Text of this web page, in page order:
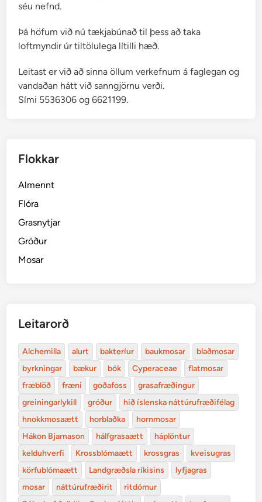
séu nefnd.
Þá höfum við nú tækjabúnað til þess að taka
loftmyndir úr tiltölulega lítilli hæð.
Leitast er við að sinna öllum verkefnum á faglegan og
vandaðan hátt við sanngjörnu verði.
Sími 5536306 og 6621199.
Flokkar
Almennt
Flóra
Grasnytjar
Gróður
Mosar
Leitarorð
Alchemilla alurt bakteríur baukmosar
blaðmosar
byrkningar
bækur bók Cyperaceae
flatmosar
fræblöð
fræni goðafoss
grasafræðingur
greiningarlykill
gróður
hið íslenska náttúrufræðifélag
hnokkmosaætt
horblaðka
hornmosar
Hákon Bjarnason
hálfgrasaætt
háplöntur
kelduhverfi
Krossblómaætt krossgras
kveisugras
körfublómaætt
Landgræðsla ríkisins
lyfjagras
mosar
náttúrufræðirit
ritdómur